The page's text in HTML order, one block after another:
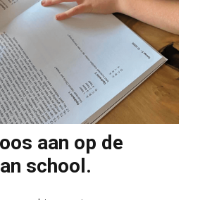
aan op de
school.